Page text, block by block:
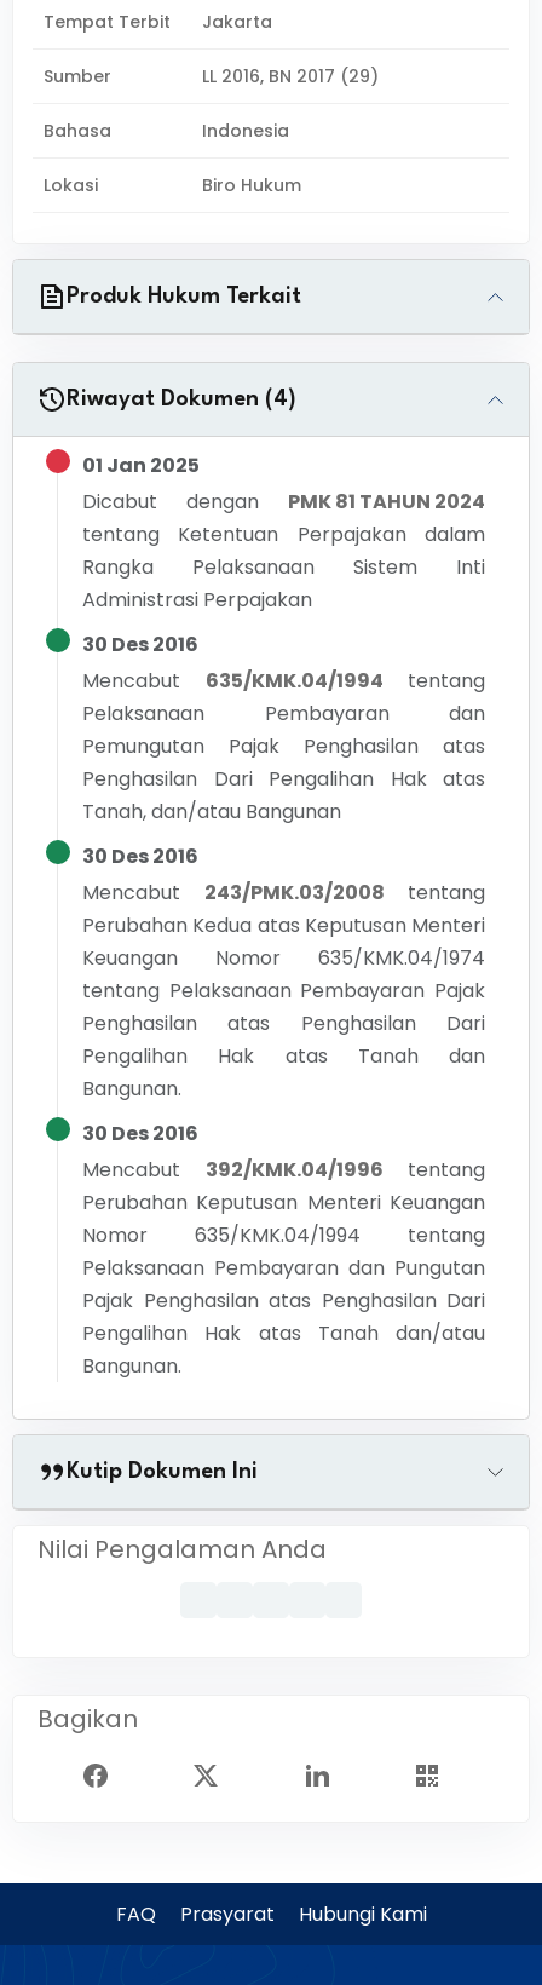
Tempat Terbit Jakarta
Sumber LL 2016, BN 2017 (29)
Bahasa Indonesia
Lokasi Biro Hukum
Produk Hukum Terkait
Riwayat Dokumen (4)
01 Jan 2025
Dicabut dengan
PMK 81 TAHUN 2024
tentang Ketentuan Perpajakan dalam
Rangka Pelaksanaan Sistem Inti
Administrasi Perpajakan
30 Des 2016
Mencabut
635/KMK.04/1994
tentang
Pelaksanaan Pembayaran dan
Pemungutan Pajak Penghasilan atas
Penghasilan Dari Pengalihan Hak atas
Tanah, dan/atau Bangunan
30 Des 2016
Mencabut
243/PMK.03/2008
tentang
Perubahan Kedua atas Keputusan Menteri
Keuangan Nomor 635/KMK.04/1974
tentang Pelaksanaan Pembayaran Pajak
Penghasilan atas Penghasilan Dari
Pengalihan Hak atas Tanah dan
Bangunan.
30 Des 2016
Mencabut
392/KMK.04/1996
tentang
Perubahan Keputusan Menteri Keuangan
Nomor 635/KMK.04/1994 tentang
Pelaksanaan Pembayaran dan Pungutan
Pajak Penghasilan atas Penghasilan Dari
Pengalihan Hak atas Tanah dan/atau
Bangunan.
Kutip Dokumen Ini
Nilai Pengalaman Anda
Bagikan
FAQ Prasyarat Hubungi Kami